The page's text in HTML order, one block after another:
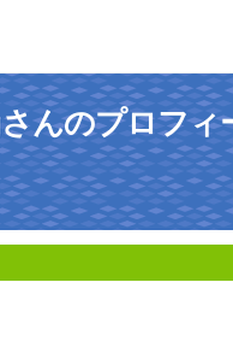
んのプロフィ